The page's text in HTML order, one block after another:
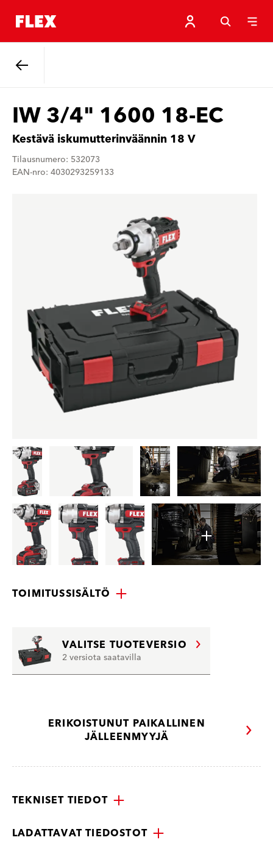
IW 3/4" 1600 18-EC
Kestävä iskumutterinväännin 18 V
Tilausnumero: 532073
EAN-nro: 4030293259133
TOIMITUSSISÄLTÖ
VALITSE TUOTEVERSIO
2 versiota saatavilla
ERIKOISTUNUT PAIKALLINEN
JÄLLEENMYYJÄ
TEKNISET TIEDOT
LADATTAVAT TIEDOSTOT